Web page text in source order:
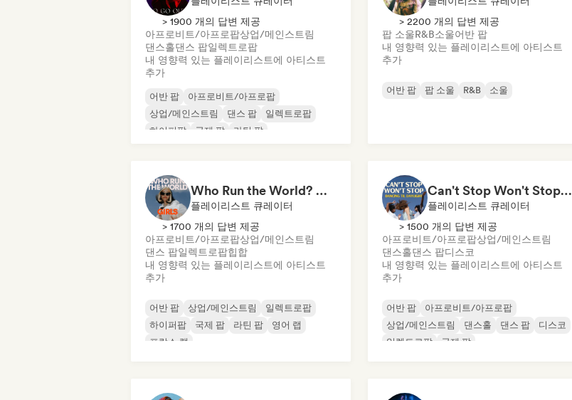
> 1900 개의 답변 제공
아프로비트/아프로팝상업/메인스트림
댄스홀댄스 팝일렉트로팝
내 영향력 있는 플레이리스트에 아티스트
추가
어반 팝
아프로비트/아프로팝
상업/메인스트림
댄스 팝
일렉트로팝
하이퍼팝
국제 팝 라틴 팝
> 2200 개의 답변 제공
팝 소울R&B소울어반 팝
내 영향력 있는 플레이리스트에 아티스트
추가
어반 팝 팝 소울 R&B 소울
Who Run the World? Girls! 🔥 Female Empowerment Pop & Girl-Power Anthems
플레이리스트 큐레이터
> 1700 개의 답변 제공
아프로비트/아프로팝상업/메인스트림
댄스 팝일렉트로팝힙합
내 영향력 있는 플레이리스트에 아티스트
추가
어반 팝 상업/메인스트림
일렉트로팝
하이퍼팝
국제 팝 라틴 팝
영어 랩
프랑스 랩
Can't Stop Won't Stop 🪩 Electropop, Dance-Pop & Nu Disco
플레이리스트 큐레이터
> 1500 개의 답변 제공
아프로비트/아프로팝상업/메인스트림
댄스홀댄스 팝디스코
내 영향력 있는 플레이리스트에 아티스트
추가
어반 팝
아프로비트/아프로팝
상업/메인스트림
댄스홀 댄스 팝
디스코
일렉트로팝
국제 팝